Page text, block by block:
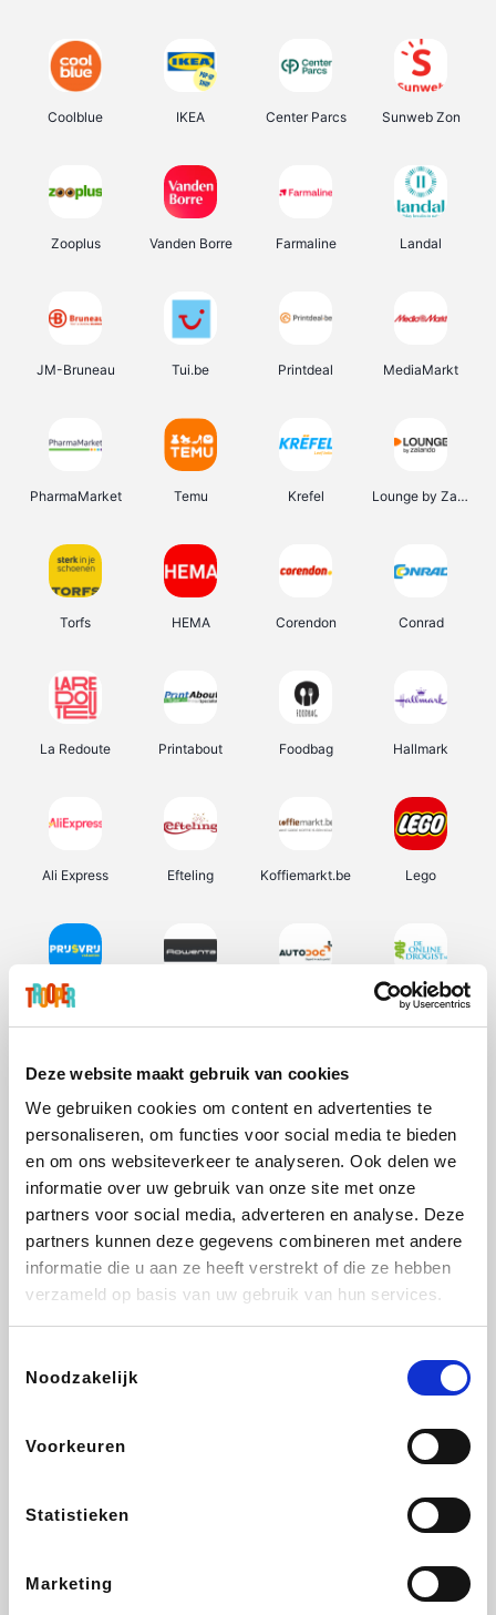
Deze website maakt gebruik van cookies
We gebruiken cookies om content en advertenties te
personaliseren, om functies voor social media te bieden
en om ons websiteverkeer te analyseren. Ook delen we
informatie over uw gebruik van onze site met onze
partners voor social media, adverteren en analyse. Deze
partners kunnen deze gegevens combineren met andere
informatie die u aan ze heeft verstrekt of die ze hebben
verzameld op basis van uw gebruik van hun services.
Noodzakelijk
Voorkeuren
Statistieken
Marketing
Coolblue IKEA Center Parcs Sunweb Zon
Zooplus Vanden Borre Farmaline Landal
JM-Bruneau Tui.be Printdeal MediaMarkt
PharmaMarket Temu Krefel Lounge by Zalando
Torfs HEMA Corendon Conrad
La Redoute Printabout Foodbag Hallmark
Ali Express Efteling Koffiemarkt.be Lego
Prijsvrij De Online Drogist
Vidaxl Plopsa Lampenlicht.be Adidas
All Accor
DectDirect ZEB
SupraBazar